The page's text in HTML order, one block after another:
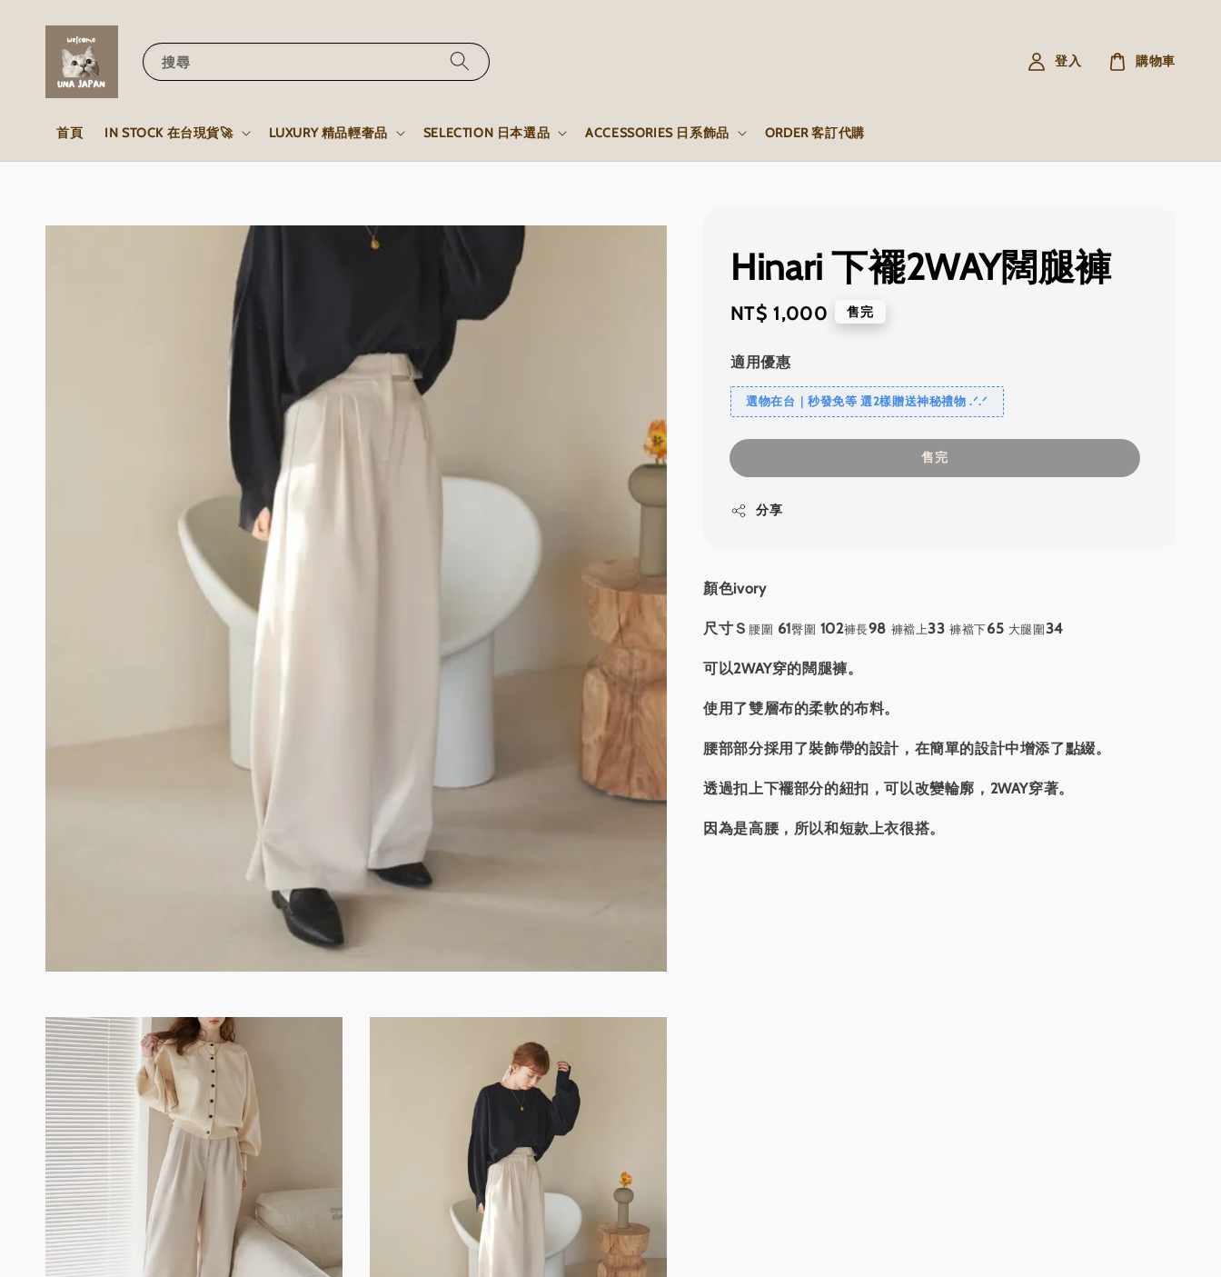
搜尋
首頁 IN STOCK 在台現貨🚀 LUXURY 精品輕奢品 SELECTION 日本選品 ACCESSORIES 日系飾品 ORDER 客訂代購
登入 購物車
Hinari 下襬2WAY闊腿褲
Regular
NT$ 1,000 售完
適用優惠
選物在台｜秒發免等 選2樣贈送神秘禮物 .ᐟ‪‪.ᐟ
售完
分享
顏色ivory
尺寸Ｓ 腰圍 61臀圍 102褲長98 褲襠上33褲襠下65 大腿圍 34
可以2WAY穿的闊腿褲。
使用了雙層布的柔軟的布料。
腰部部分採用了裝飾帶的設計，在簡單的設計中增添了點綴。
透過扣上下襬部分的紐扣，可以改變輪廓，2WAY穿著。
因為是高腰，所以和短款上衣很搭。